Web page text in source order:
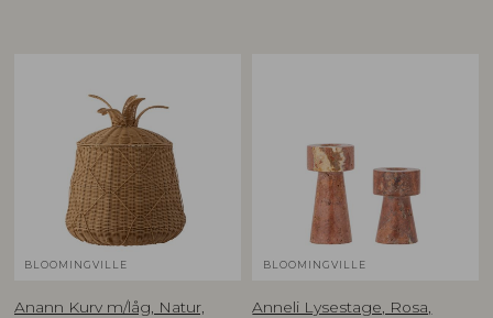
BLOOMINGVILLE
Anann Kurv m/låg, Natur,
BLOOMINGVILLE
Anneli Lysestage, Rosa,